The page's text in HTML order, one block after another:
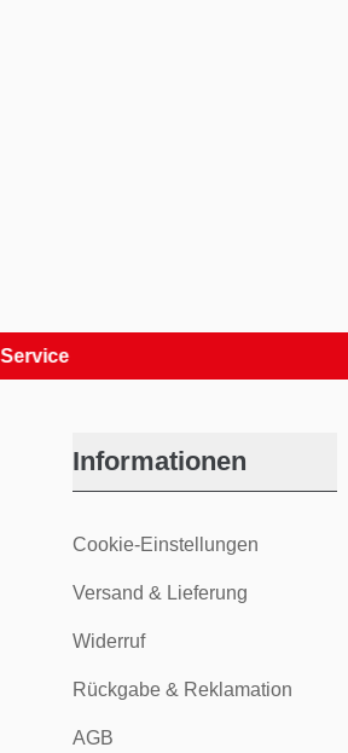
Informationen
Cookie-Einstellungen
Versand & Lieferung
Widerruf
Rückgabe & Reklamation
AGB